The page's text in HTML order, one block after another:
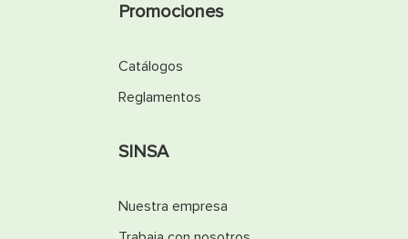
Promociones
Catálogos
Reglamentos
SINSA
Nuestra empresa